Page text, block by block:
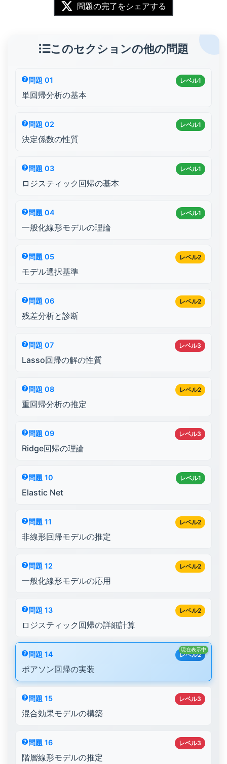
問題の完了をシェアする
このセクションの他の問題
レベル1
問題 01
単回帰分析の基本
レベル1
問題 02
決定係数の性質
レベル1
問題 03
ロジスティック回帰の基本
レベル1
問題 04
一般化線形モデルの理論
レベル2
問題 05
モデル選択基準
レベル2
問題 06
残差分析と診断
レベル3
問題 07
Lasso回帰の解の性質
レベル2
問題 08
重回帰分析の推定
レベル3
問題 09
Ridge回帰の理論
レベル1
問題 10
Elastic Net
レベル2
問題 11
非線形回帰モデルの推定
レベル2
問題 12
一般化線形モデルの応用
レベル2
問題 13
ロジスティック回帰の詳細計算
レベル2
問題 14
ポアソン回帰の実装
現在表示中
レベル3
問題 15
混合効果モデルの構築
レベル3
問題 16
階層線形モデルの推定